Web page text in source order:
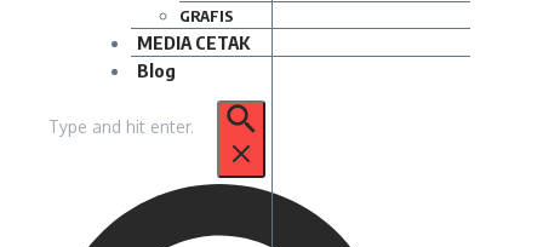
GRAFIS
MEDIA CETAK
Blog
untuk: